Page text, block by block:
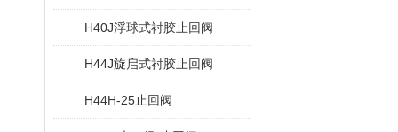
H40J浮球式衬胶止回阀
H44J旋启式衬胶止回阀
H44H-25止回阀